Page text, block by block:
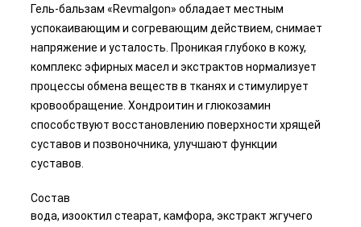
Гель-бальзам «Revmalgon» обладает местным
успокаивающим и согревающим действием, снимает
напряжение и усталость. Проникая глубоко в кожу,
комплекс эфирных масел и экстрактов нормализует
процессы обмена веществ в тканях и стимулирует
кровообращение. Хондроитин и глюкозамин
способствуют восстановлению поверхности хрящей
суставов и позвоночника, улучшают функции
суставов.
Состав
вода, изооктил стеарат, камфора, экстракт жгучего